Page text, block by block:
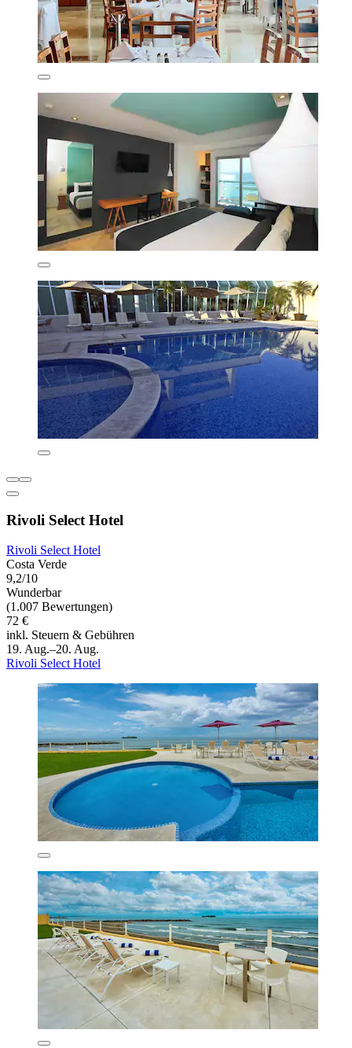
Rivoli Select Hotel
Rivoli Select Hotel
Costa Verde
9,2/10
Wunderbar
(1.007 Bewertungen)
72 €
inkl. Steuern & Gebühren
19. Aug.–20. Aug.
Rivoli Select Hotel